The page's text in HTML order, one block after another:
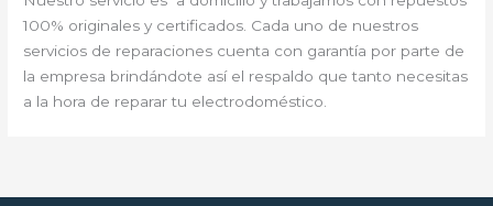
100% originales y certificados. Cada uno de nuestros
servicios de reparaciones cuenta con garantía por parte de
la empresa brindándote así el respaldo que tanto necesitas
a la hora de reparar tu electrodoméstico.